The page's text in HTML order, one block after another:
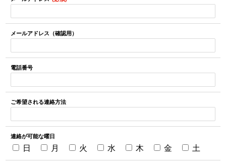
メールアドレス（確認用）
電話番号
ご希望される連絡方法
連絡が可能な曜日
日 月 火 水 木 金 土